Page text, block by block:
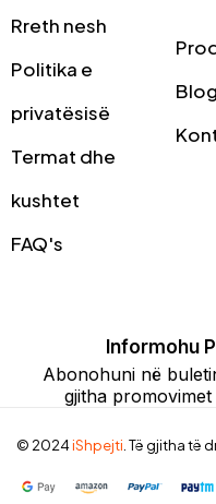
Rreth nesh
Politika e
privatësisë
Termat dhe
kushtet
FAQ's
Blog
Informohu
Abonohuni në
gjitha
© 2024iShpejti. Të gjitha të